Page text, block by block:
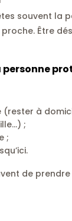
souvent la
Être
personne
à
;
;
de